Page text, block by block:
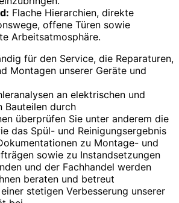
Flache Hierarchien, direkte
offene Türen sowie
Arbeitsatmosphäre.
für den Service, die Reparaturen,
Montagen unserer Geräte und
an elektrischen und
Bauteilen durch
überprüfen Sie unter anderem die
das Spül- und Reinigungsergebnis
zu Montage- und
sowie zu Instandsetzungen
und der Fachhandel werden
beraten und betreut
stetigen Verbesserung unserer